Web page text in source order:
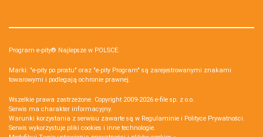
Program e-pity® Najlepsze w POLSCE.
Marki: "e-pity po prostu" oraz "e-pity Program" są zarejestrowanymi znakami
towarowymi i podlegają ochronie prawnej.
Wszelkie prawa zastrzeżone. Copyright 2009-2026 e-file sp. z o.o.
Serwis ma charakter informacyjny.
Warunki korzystania z serwisu zawarte są w Regulaminie i Polityce Prywatności.
Serwis wykorzystuje pliki cookies i inne technologie.